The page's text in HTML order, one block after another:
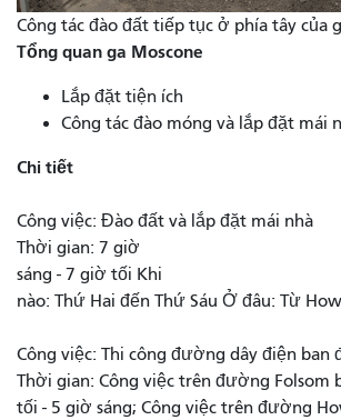
Công tác đào đất tiếp tục ở phía tây của
Tổng quan ga Moscone
Lắp đặt tiện ích
Công tác đào móng và lắp đặt mái
Chi tiết
Công việc: Đào đất và lắp đặt mái nhà
Thời gian: 7 giờ
sáng - 7 giờ tối Khi
nào: Thứ Hai đến Thứ Sáu Ở đâu: Từ
Công việc: Thi công đường dây điện ban
Thời gian: Công việc trên đường Folsom
tối - 5 giờ sáng; Công việc trên đường